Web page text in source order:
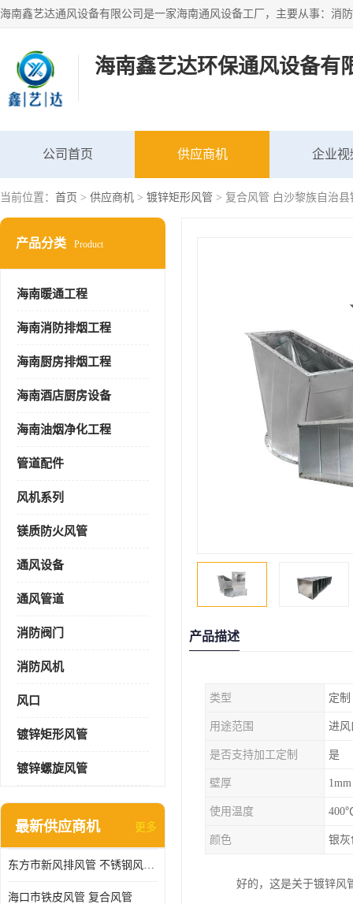
海南鑫艺达环保通风设备有
公司首页 供应商机 企业视
当前位置： 首页 > 供应商机 > 镀锌矩形风管 > 复合风管 白沙黎族自治
产品分类 Product
海南暖通工程
海南消防排烟工程
海南厨房排烟工程
海南酒店厨房设备
海南油烟净化工程
管道配件
风机系列
镁质防火风管
通风设备
通风管道
消防阀门
消防风机
风口
镀锌矩形风管
镀锌螺旋风管
最新供应商机 更多
东方市新风排风管 不锈钢风管加工
海口市铁皮风管 复合风管
产品描述
类型 定制
用途范围 进风
是否支持加工定制 是
壁厚 1mm
使用温度
颜色 银灰
好的，这是关于镀锌风